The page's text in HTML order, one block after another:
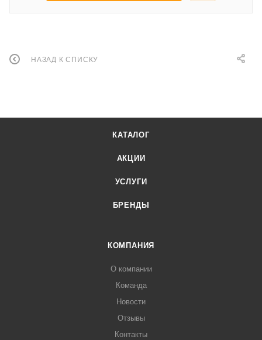
НАЗАД К СПИСКУ
КАТАЛОГ
АКЦИИ
УСЛУГИ
БРЕНДЫ
КОМПАНИЯ
О компании
Команда
Новости
Отзывы
Контакты